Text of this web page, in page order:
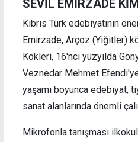
SEVİL EMİRZADE
Kıbrıs Türk edebiyatının
Emirzade, Arçoz (Yiğitler)
Kökleri, 16'ncı yüzyılda
Veznedar Mehmet
yaşamı boyunca edebiyat,
sanat alanlarında önemli
Mikrofonla tanışması